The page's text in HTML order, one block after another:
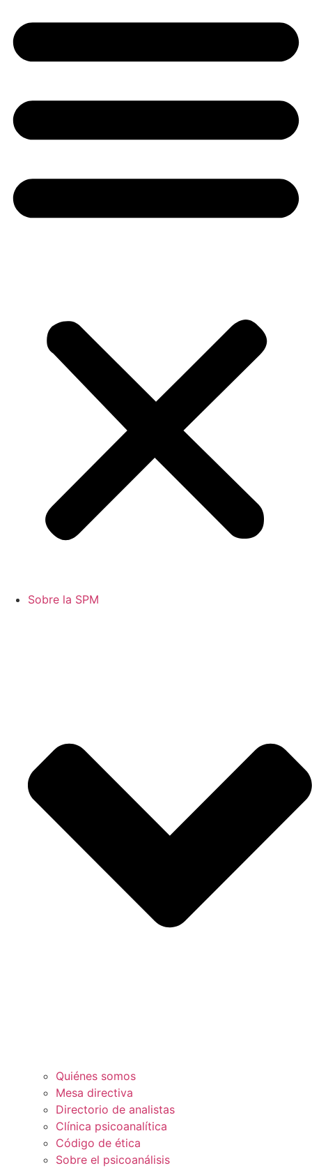
Sobre la SPM
Quiénes somos
Mesa directiva
Directorio de analistas
Clínica psicoanalítica
Código de ética
Sobre el psicoanálisis